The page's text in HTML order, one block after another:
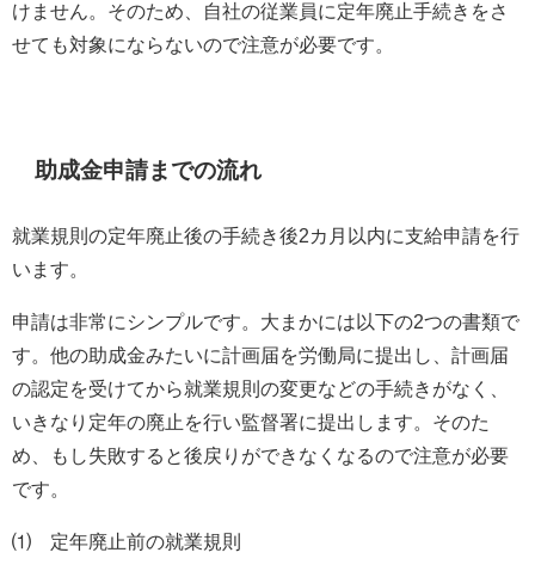
けません。そのため、自社の従業員に定年廃止手続きをさ
せても対象にならないので注意が必要です。
助成金申請までの流れ
就業規則の定年廃止後の手続き後2カ月以内に支給申請を行
います。
申請は非常にシンプルです。大まかには以下の2つの書類で
す。他の助成金みたいに計画届を労働局に提出し、計画届
の認定を受けてから就業規則の変更などの手続きがなく、
いきなり定年の廃止を行い監督署に提出します。そのた
め、もし失敗すると後戻りができなくなるので注意が必要
です。
⑴ 定年廃止前の就業規則